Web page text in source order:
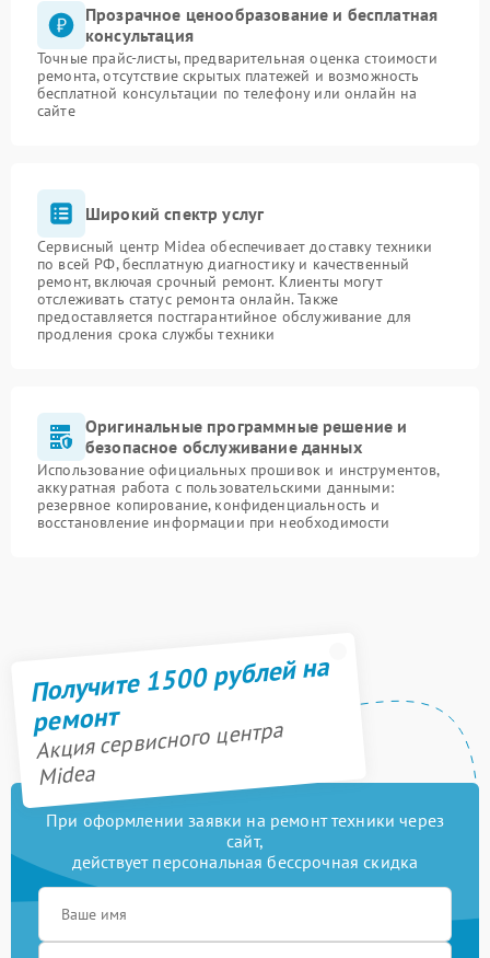
Прозрачное ценообразование и бесплатная
консультация
Точные прайс-листы, предварительная оценка стоимости
ремонта, отсутствие скрытых платежей и возможность
бесплатной консультации по телефону или онлайн на
сайте
Широкий спектр услуг
Сервисный центр Midea обеспечивает доставку техники
по всей РФ, бесплатную диагностику и качественный
ремонт, включая срочный ремонт. Клиенты могут
отслеживать статус ремонта онлайн. Также
предоставляется постгарантийное обслуживание для
продления срока службы техники
Оригинальные программные решение и
безопасное обслуживание данных
Использование официальных прошивок и инструментов,
аккуратная работа с пользовательскими данными:
резервное копирование, конфиденциальность и
восстановление информации при необходимости
Получите 1500 рублей на
ремонт
Акция сервисного центра
Midea
При оформлении заявки на ремонт техники через
сайт,
действует персональная бессрочная скидка